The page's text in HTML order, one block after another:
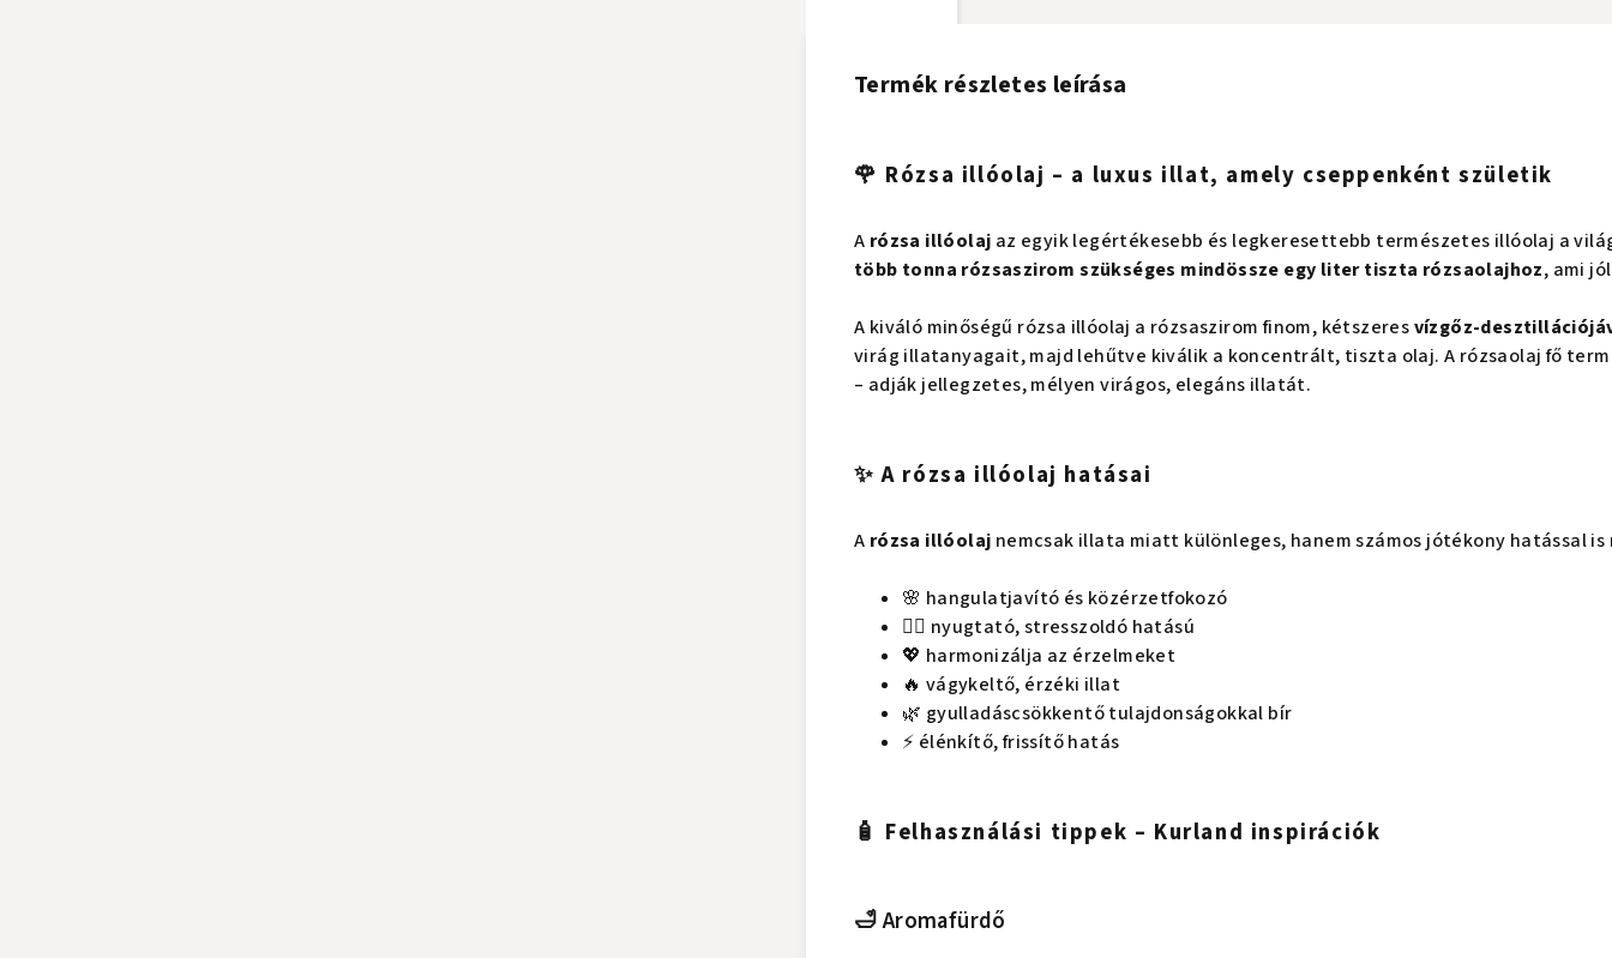
Termék részletes leírása
🌹 Rózsa illóolaj – a luxus illat, amely cseppenként születik
A rózsa illóolaj az egyik legértékesebb és legkeresettebb természetes illóolaj a
több tonna rózsaszirom szükséges mindössze egy liter tiszta rózsaolajhoz, ami
A kiváló minőségű rózsa illóolaj a rózsaszirom finom, kétszeresvízgőz-
virág illatanyagait, majd lehűtve kiválik a koncentrált, tiszta olaj. A rózsaolaj fő
– adják jellegzetes, mélyen virágos, elegáns illatát.
✨ A rózsa illóolaj hatásai
A rózsa illóolaj nemcsak illata miatt különleges, hanem számos jótékony hatással
🌸 hangulatjavító és közérzetfokozó
🧘‍♀️ nyugtató, stresszoldó hatású
💖 harmonizálja az érzelmeket
🔥 vágykeltő, érzéki illat
🌿 gyulladáscsökkentő tulajdonságokkal bír
⚡ élénkítő, frissítő hatás
🧴 Felhasználási tippek – Kurland inspirációk
🛁 Aromafürdő